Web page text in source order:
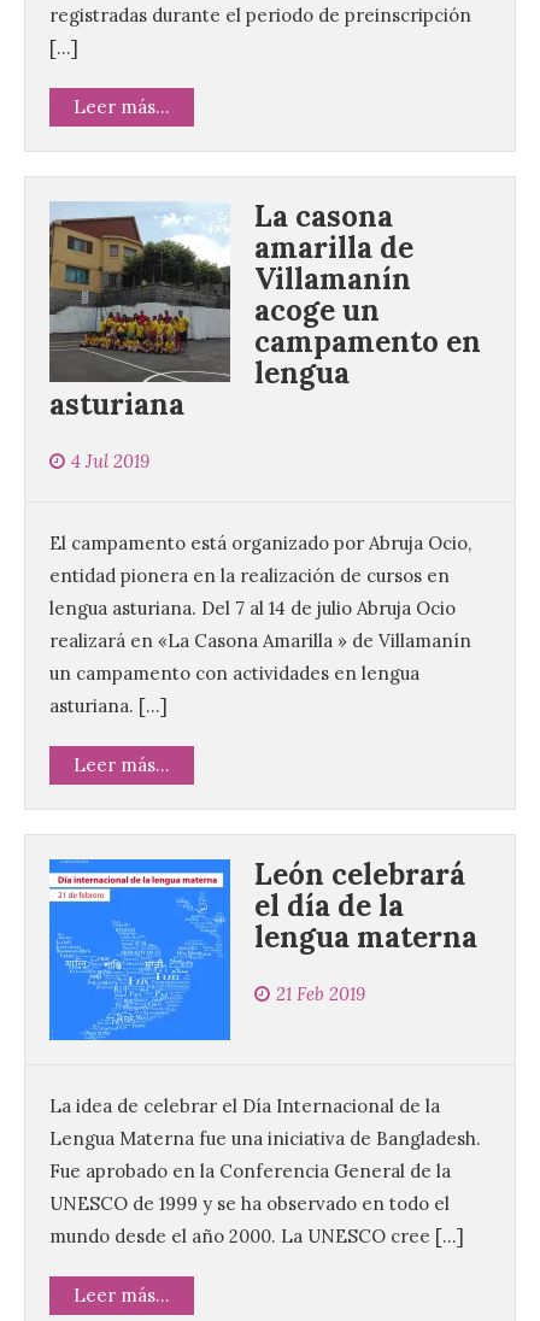
registradas durante el periodo de preinscripción
[…]
Leer más...
La casona
amarilla de
Villamanín
acoge un
campamento en
lengua
asturiana
4 Jul 2019
El campamento está organizado por Abruja Ocio,
entidad pionera en la realización de cursos en
lengua asturiana. Del 7 al 14 de julio Abruja Ocio
realizará en «La Casona Amarilla » de Villamanín
un campamento con actividades en lengua
asturiana. […]
Leer más...
León celebrará
el día de la
lengua materna
21 Feb 2019
La idea de celebrar el Día Internacional de la
Lengua Materna fue una iniciativa de Bangladesh.
Fue aprobado en la Conferencia General de la
UNESCO de 1999 y se ha observado en todo el
mundo desde el año 2000. La UNESCO cree […]
Leer más...